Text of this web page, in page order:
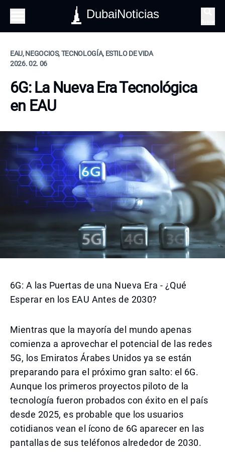
DubaiNoticias
EAU, NEGOCIOS, TECNOLOGÍA, ESTILO DE VIDA
2026. 02. 06
6G: La Nueva Era Tecnológica
en EAU
6G: A las Puertas de una Nueva Era - ¿Qué
Esperar en los EAU Antes de 2030?
Mientras que la mayoría del mundo apenas
comienza a aprovechar el potencial de las redes
5G, los Emiratos Árabes Unidos ya se están
preparando para el próximo gran salto: el 6G.
Aunque los primeros proyectos piloto de la
tecnología fueron probados con éxito en el país
desde 2025, es probable que los usuarios
cotidianos vean el ícono de 6G aparecer en las
pantallas de sus teléfonos alrededor de 2030.